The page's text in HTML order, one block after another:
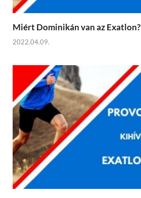
Miért Dominikán van az Exatlon?
2022.04.09.